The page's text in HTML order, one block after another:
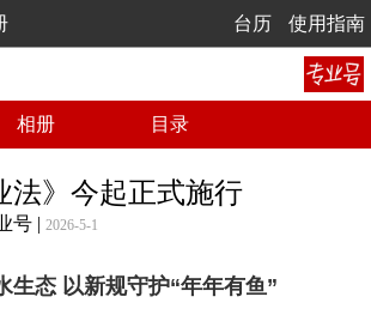
台历 使用指南
相册 目录
法》今起正式施行
号 | 2026-5-1
生态 以新规守护“年年有鱼”